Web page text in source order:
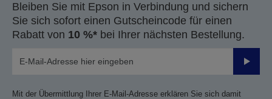
Bleiben Sie mit Epson in Verbindung und sichern
Sie sich sofort einen Gutscheincode für einen
Rabatt von 10 %* bei Ihrer nächsten Bestellung.
Mit der Übermittlung Ihrer E-Mail-Adresse erklären Sie sich damit